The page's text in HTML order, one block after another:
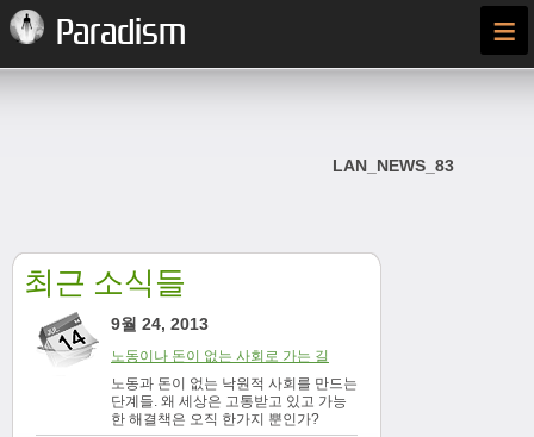
Paradism ≡
LAN_NEWS_83
최근 소식들
9월 24, 2013
노동이나 돈이 없는 사회로 가는 길
노동과 돈이 없는 낙원적 사회를 만드는
단계들. 왜 세상은 고통받고 있고 가능
한 해결책은 오직 한가지 뿐인가?